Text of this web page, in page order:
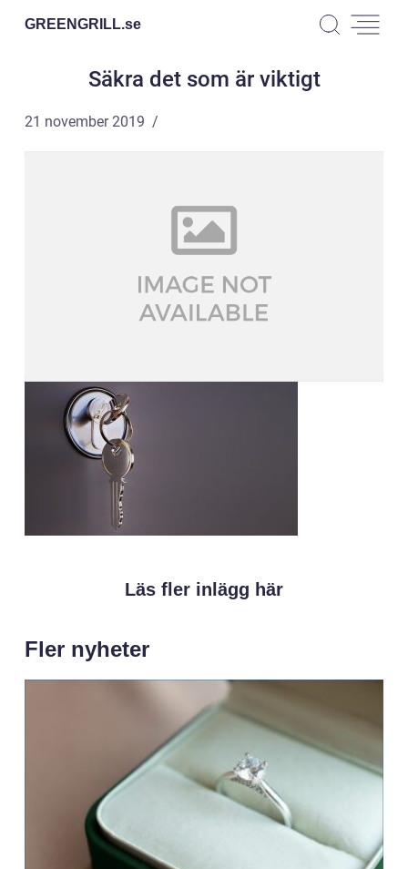
GREENGRILL.se
Säkra det som är viktigt
21 november 2019
Läs fler inlägg här
Fler nyheter